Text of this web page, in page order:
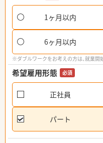
1ヶ月以内
6ヶ月以内
※ダブルワークをお考えの方は、就業開
希望雇用形態 必須
正社員
パート